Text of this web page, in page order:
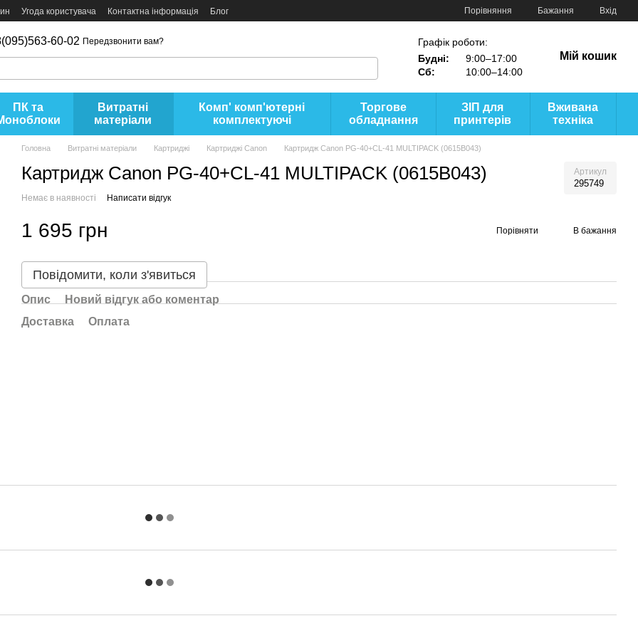
Угода користувача Контактна інформація Блог Порівняння Бажання Вхід
60-02 Передзвонити вам?
Графік роботи:
Будні:
9:00–17:00
Сб:
10:00–14:00
Мій кошик
ПК та
Витратні
матеріали
Комп' комп'ютерні
комплектуючі
Торгове
обладнання
ЗІП для
принтерів
Вживана
техніка
Головна Витратні матеріали Картриджі Картриджі Canon Картридж Canon PG-40+CL-41 MULTIPACK (0615B043)
Картридж Canon PG-40+CL-41 MULTIPACK (0615B043) Артикул
295749
Немає в наявності Написати відгук
1 695 грн Порівняти В бажання
Повідомити, коли з'явиться
Опис
Новий відгук або коментар
Доставка
Оплата